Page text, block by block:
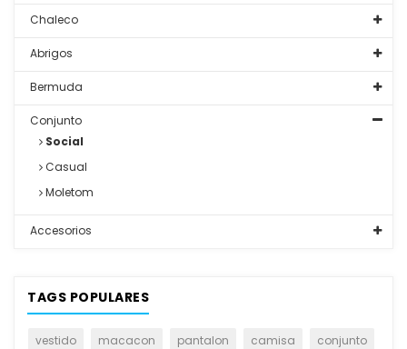
Chaleco
Abrigos
Bermuda
Conjunto
Social
Casual
Moletom
Accesorios
TAGS POPULARES
vestido macacon pantalon camisa
conjunto